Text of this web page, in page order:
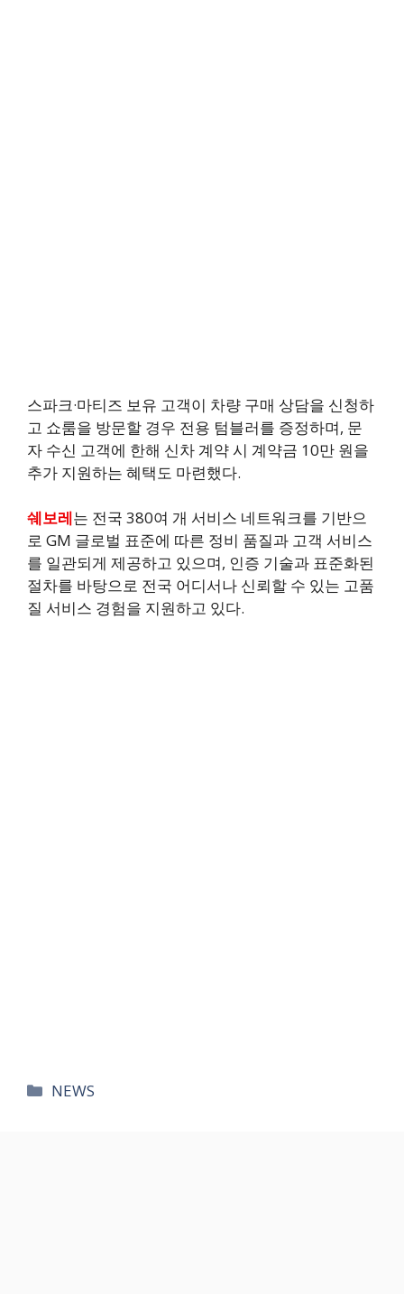
스파크·마티즈 보유 고객이 차량 구매 상담을 신청하
고 쇼룸을 방문할 경우 전용 텀블러를 증정하며, 문
자 수신 고객에 한해 신차 계약 시 계약금 10만 원을
추가 지원하는 혜택도 마련했다.
쉐보레는 전국 380여 개 서비스 네트워크를 기반으
로 GM 글로벌 표준에 따른 정비 품질과 고객 서비스
를 일관되게 제공하고 있으며, 인증 기술과 표준화된
절차를 바탕으로 전국 어디서나 신뢰할 수 있는 고품
질 서비스 경험을 지원하고 있다.
카
NEWS